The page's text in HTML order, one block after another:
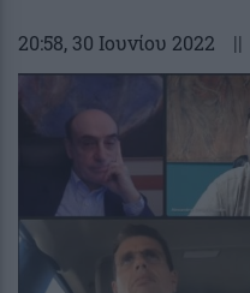
20:58, 30 Ιουνίου 2022 ||